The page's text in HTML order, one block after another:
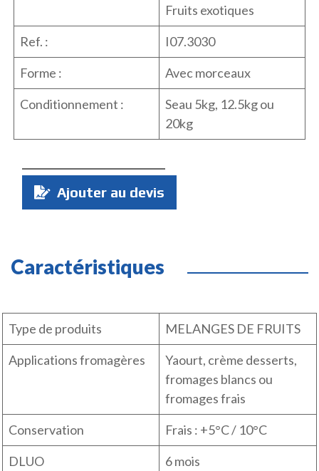
Fruits exotiques
Ref. :
I07.3030
Forme :
Avec morceaux
Conditionnement :
Seau 5kg, 12.5kg ou
20kg
Quantité
Ajouter au devis
Caractéristiques
Type de produits
MELANGES DE FRUITS
Applications fromagères
Yaourt, crème desserts,
fromages blancs ou
fromages frais
Conservation
Frais : +5°C / 10°C
DLUO
6 mois